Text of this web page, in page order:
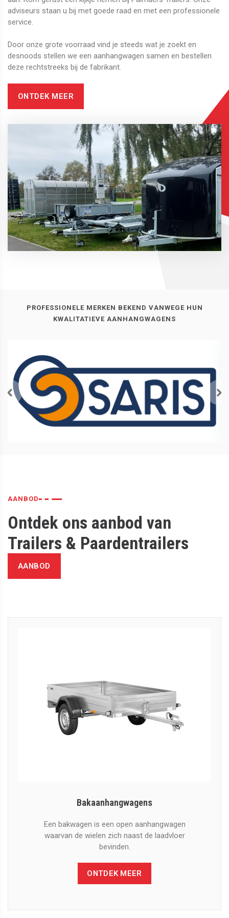
adviseurs staan u bij met goede raad en met een professionele
service.
​​​​​​​Door onze grote voorraad vind je steeds wat je zoekt en
desnoods stellen we een aanhangwagen samen en bestellen
deze rechtstreeks bij de fabrikant.
ONTDEK MEER
PROFESSIONELE MERKEN BEKEND VANWEGE HUN
KWALITATIEVE AANHANGWAGENS
AANBOD
Ontdek ons ​​aanbod van
Trailers & Paardentrailers
AANBOD
Bakaanhangwagens
Een bakwagen is een open aanhangwagen
waarvan de wielen zich naast de laadvloer
bevinden.
ONTDEK MEER